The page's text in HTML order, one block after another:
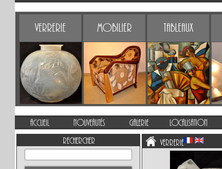
Verrerie Mobilier Tableaux
Accueil Nouveautés Galerie
Localisation
Rechercher
Verrerie